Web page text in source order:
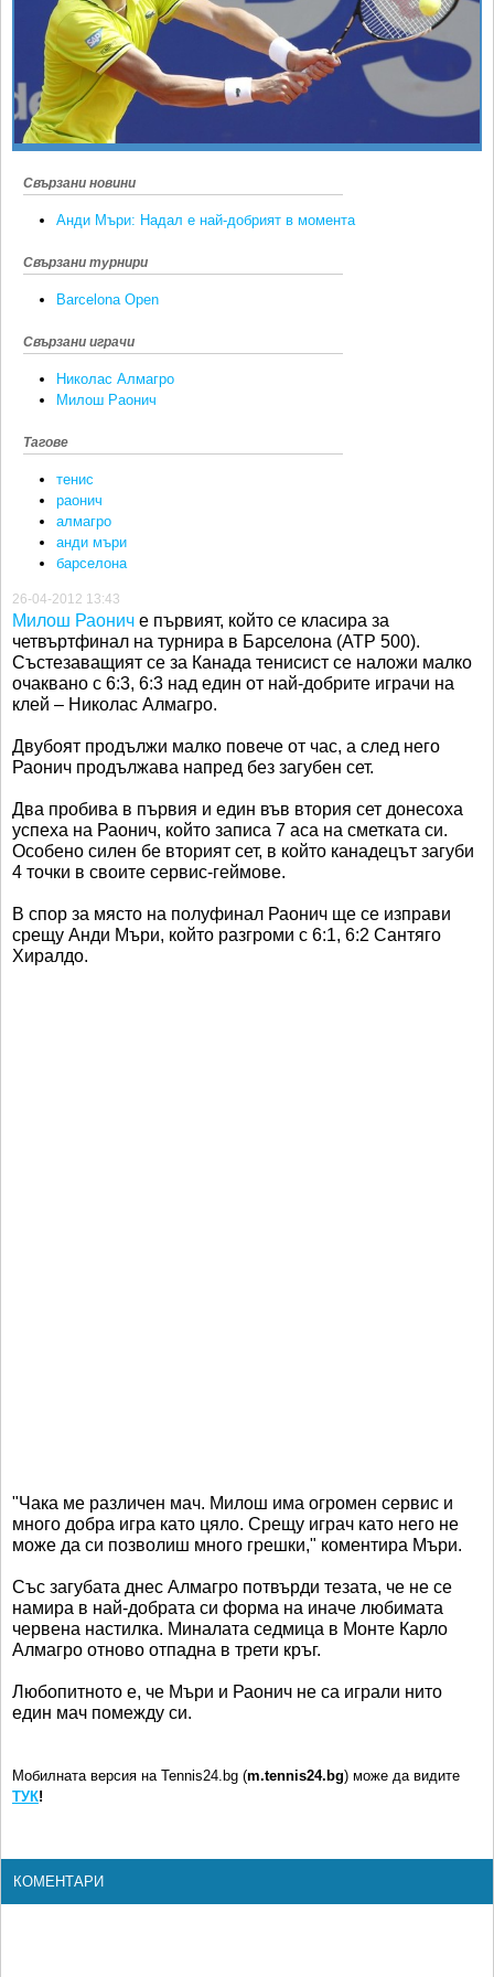
SOFIA OPEN
КЛУБОВЕ
БЛОГ
ВИДЕО
РАКЕТНИ
Ретро
Спорт&Фитнес
Други
Любители
Свързани новини
Анди Мъри: Надал е най-добрият в момента
Свързани турнири
Barcelona Open
Свързани играчи
Николас Алмагро
Милош Раонич
Тагове
тенис
раонич
алмагро
анди мъри
барселона
26-04-2012 13:43
Милош Раонич е първият, който се класира за
четвъртфинал на турнира в Барселона (АТР 500).
Състезаващият се за Канада тенисист се наложи малко
очаквано с 6:3, 6:3 над един от най-добрите играчи на
клей – Николас Алмагро.
Двубоят продължи малко повече от час, а след него
Раонич продължава напред без загубен сет.
Два пробива в първия и един във втория сет донесоха
успеха на Раонич, който записа 7 аса на сметката си.
Особено силен бе вторият сет, в който канадецът загуби
4 точки в своите сервис-геймове.
В спор за място на полуфинал Раонич ще се изправи
срещу Анди Мъри, който разгроми с 6:1, 6:2 Сантяго
Хиралдо.
"Чака ме различен мач. Милош има огромен сервис и
много добра игра като цяло. Срещу играч като него не
може да си позволиш много грешки," коментира Мъри.
Със загубата днес Алмагро потвърди тезата, че не се
намира в най-добрата си форма на иначе любимата
червена настилка. Миналата седмица в Монте Карло
Алмагро отново отпадна в трети кръг.
Любопитното е, че Мъри и Раонич не са играли нито
един мач помежду си.
Мобилната версия на Tennis24.bg (m.tennis24.bg) може да видите
ТУК!
КОМЕНТАРИ